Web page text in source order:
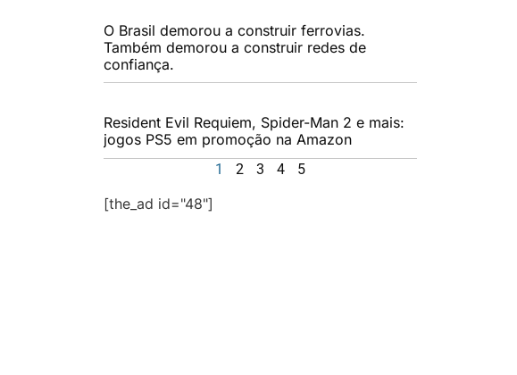
O Brasil demorou a construir ferrovias.
Também demorou a construir redes de
confiança.
Resident Evil Requiem, Spider-Man 2 e mais:
jogos PS5 em promoção na Amazon
1 2 3 4 5
[the_ad id="48"]